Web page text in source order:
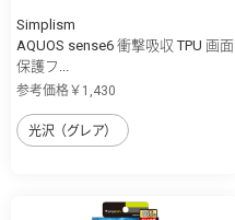
Simplism
AQUOS sense6 衝撃吸収 TPU 画面
保護フ...
参考価格￥1,430
光沢（グレア）